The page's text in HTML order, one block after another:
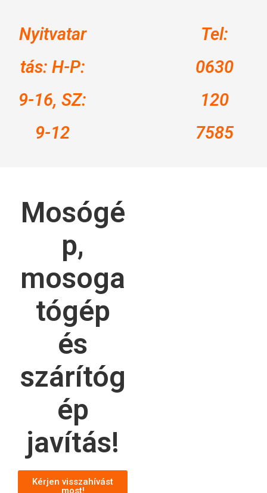
Nyitvatar
tás: H-P:
9-16, SZ:
9-12
Tel:
0630
120
7585
Mosógé
p,
mosoga
tógép
és
szárítóg
ép
javítás!
Kérjen visszahívást
most!